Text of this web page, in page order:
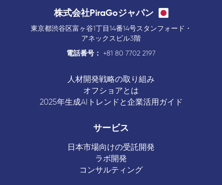
株式会社PiraGoジャパン
東京都渋谷区富ヶ谷1丁目14番14号スタンフォード・
アネックスビル3階
電話番号：
+81 80 7702 2197
人材開発戦略の取り組み
オフショアとは
2025年生成AIトレンドと企業活用ガイド
サービス
日本市場向けの受託開発
ラボ開発
コンサルティング